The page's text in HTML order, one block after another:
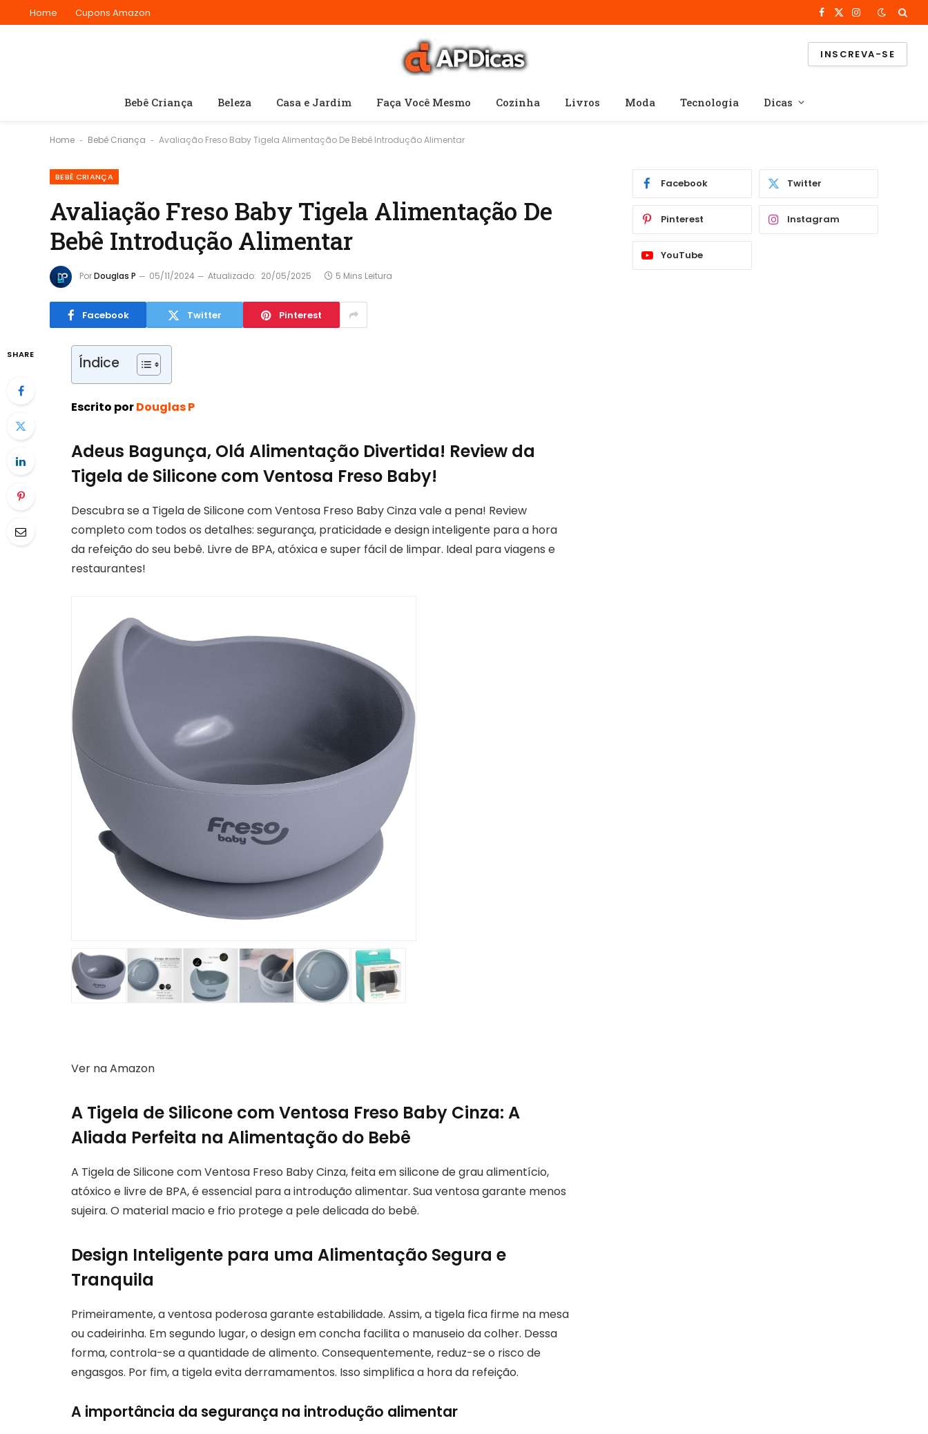
Home Cupons Amazon Facebook
X
Instagram
INSCREVA-SE
Bebê Criança Beleza Casa e Jardim Faça Você Mesmo Cozinha Livros Moda Tecnologia Dicas
Home - Bebê Criança - Avaliação Freso Baby Tigela Alimentação De Bebê Introdução Alimentar
BEBÊ CRIANÇA
Avaliação Freso Baby Tigela Alimentação De
Bebê Introdução Alimentar
PorDouglas P 05/11/2024 Atualizado: 20/05/2025 5 Mins Leitura
Facebook Twitter Pinterest
SHARE Índice
Escrito porDouglas P
Adeus Bagunça, Olá Alimentação Divertida! Review da
Tigela de Silicone com Ventosa Freso Baby!
Descubra se a Tigela de Silicone com Ventosa Freso Baby Cinza vale a pena! Review
completo com todos os detalhes: segurança, praticidade e design inteligente para a hora
da refeição do seu bebê. Livre de BPA, atóxica e super fácil de limpar. Ideal para viagens e
restaurantes!
Ver na Amazon
A Tigela de Silicone com Ventosa Freso Baby Cinza: A
Aliada Perfeita na Alimentação do Bebê
A Tigela de Silicone com Ventosa Freso Baby Cinza, feita em silicone de grau alimentício,
atóxico e livre de BPA, é essencial para a introdução alimentar. Sua ventosa garante menos
sujeira. O material macio e frio protege a pele delicada do bebê.
Design Inteligente para uma Alimentação Segura e
Tranquila
Primeiramente, a ventosa poderosa garante estabilidade. Assim, a tigela fica firme na mesa
ou cadeirinha. Em segundo lugar, o design em concha facilita o manuseio da colher. Dessa
forma, controla-se a quantidade de alimento. Consequentemente, reduz-se o risco de
engasgos. Por fim, a tigela evita derramamentos. Isso simplifica a hora da refeição.
A importância da segurança na introdução alimentar
Facebook Twitter
Pinterest Instagram
YouTube